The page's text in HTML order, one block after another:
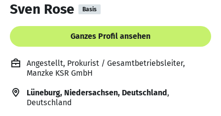
Sven Rose Basis
Ganzes Profil ansehen
Angestellt, Prokurist / Gesamtbetriebsleiter,
Manzke KSR GmbH
Lüneburg, Niedersachsen, Deutschland,
Deutschland